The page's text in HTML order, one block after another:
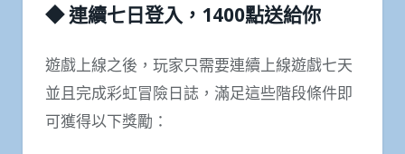
◆ 連續七日登入，1400點送給你
遊戲上線之後，玩家只需要連續上線遊戲七天
並且完成彩虹冒險日誌，滿足這些階段條件即
可獲得以下獎勵：